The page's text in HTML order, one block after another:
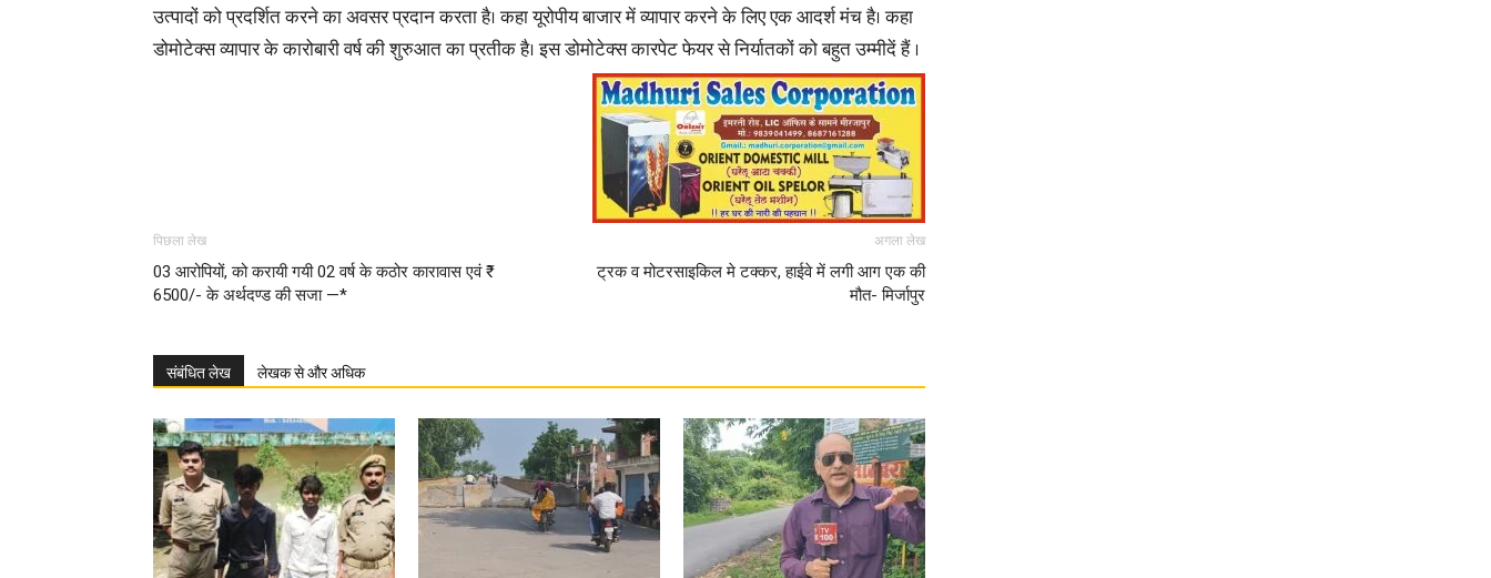
उत्पादों को प्रदर्शित करने का अवसर प्रदान करता है। कहा यूरोपीय बाजार में व्यापार करने के लिए एक आदर्श मंच है। कहा
डोमोटेक्स व्यापार के कारोबारी वर्ष की शुरुआत का प्रतीक है। इस डोमोटेक्स कारपेट फेयर से निर्यातकों को बहुतउम्मीदें हैं ।
पिछला लेख
03 आरोपियों, को करायी गयी 02 वर्ष के कठोर कारावास एवं ₹
6500/- के अर्थदण्ड की सजा —*
अगला लेख
ट्रक व मोटरसाइकिल मे टक्कर, हाईवे में लगी आग एक की
मौत- मिर्जापुर
संबंधित लेख लेखक से और अधिक